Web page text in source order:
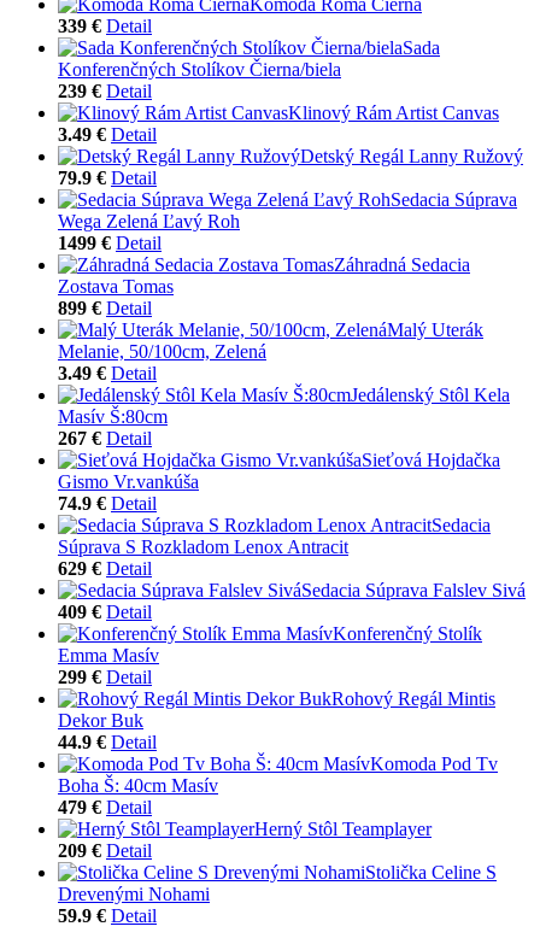
339 € Detail
Sada
Konferenčných Stolíkov Čierna/biela
239 € Detail
Klinový Rám Artist Canvas
3.49 € Detail
Detský Regál Lanny Ružový
79.9 € Detail
Sedacia Súprava
Wega Zelená Ľavý Roh
1499 € Detail
Záhradná Sedacia
Zostava Tomas
899 € Detail
Malý Uterák
Melanie, 50/100cm, Zelená
3.49 € Detail
Jedálenský Stôl Kela
Masív Š:80cm
267 € Detail
Sieťová Hojdačka
Gismo Vr.vankúša
74.9 € Detail
Sedacia
Súprava S Rozkladom Lenox Antracit
629 € Detail
Sedacia Súprava Falslev Sivá
409 € Detail
Konferenčný Stolík
Emma Masív
299 € Detail
Rohový Regál Mintis
Dekor Buk
44.9 € Detail
Komoda Pod Tv
Boha Š: 40cm Masív
479 € Detail
Herný Stôl Teamplayer
209 € Detail
Stolička Celine S
Drevenými Nohami
59.9 € Detail